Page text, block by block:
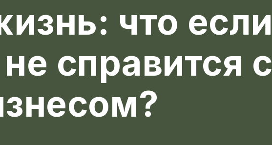
что если
справится c